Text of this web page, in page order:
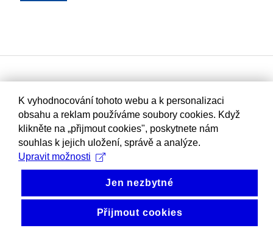
K vyhodnocování tohoto webu a k personalizaci
obsahu a reklam používáme soubory cookies. Když
klikněte na „přijmout cookies", poskytnete nám
souhlas k jejich uložení, správě a analýze.
Upravit možnosti
Jen nezbytné
Přijmout cookies